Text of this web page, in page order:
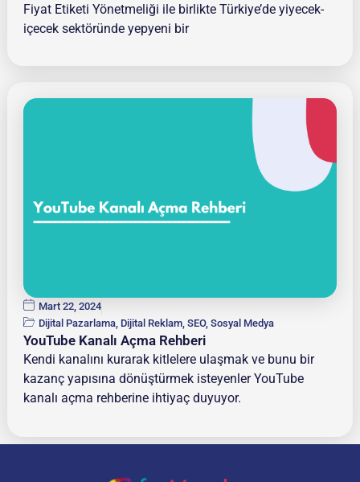
Fiyat Etiketi Yönetmeliği ile birlikte Türkiye’de yiyecek-
içecek sektöründe yepyeni bir
Mart 22, 2024
Dijital Pazarlama, Dijital Reklam, SEO, Sosyal Medya
YouTube Kanalı Açma Rehberi
Kendi kanalını kurarak kitlelere ulaşmak ve bunu bir
kazanç yapısına dönüştürmek isteyenler YouTube
kanalı açma rehberine ihtiyaç duyuyor.